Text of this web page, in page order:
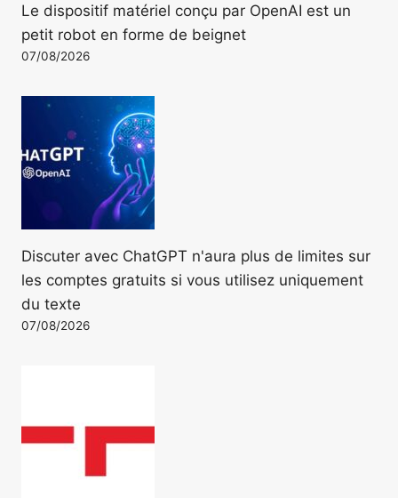
Le dispositif matériel conçu par OpenAI est un
petit robot en forme de beignet
07/08/2026
Discuter avec ChatGPT n'aura plus de limites sur
les comptes gratuits si vous utilisez uniquement
du texte
07/08/2026